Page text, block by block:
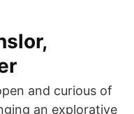
and curious of
an explorative